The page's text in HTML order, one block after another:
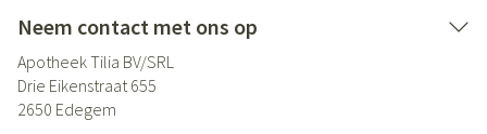
Neem contact met ons op
Apotheek Tilia BV/SRL
Drie Eikenstraat 655
2650 Edegem